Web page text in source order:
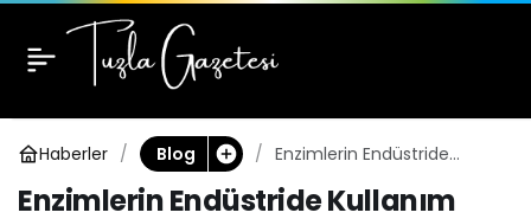
Haberler Blog
Enzimlerin Endüstride
Enzimlerin Endüstride Kullanım
Enzimlerin Endüstride
Kullanım Alanları